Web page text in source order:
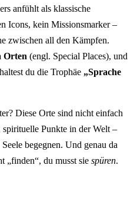
anfühlt als klassische
Icons, kein Missionsmarker –
zwischen all den Kämpfen.
Orten (engl. Special Places), und
du die Trophäe „Sprache
Diese Orte sind nicht einfach
Punkte in der Welt –
begegnen. Und genau da
„finden“, du musst sie spüren.